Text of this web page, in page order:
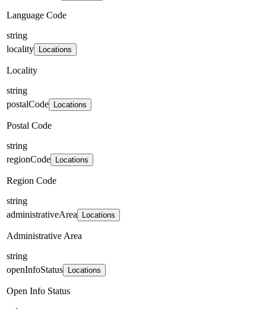
Language Code
string
locality
Locations
Locality
string
postalCode
Locations
Postal Code
string
regionCode
Locations
Region Code
string
administrativeArea
Locations
Administrative Area
string
openInfoStatus
Locations
Open Info Status